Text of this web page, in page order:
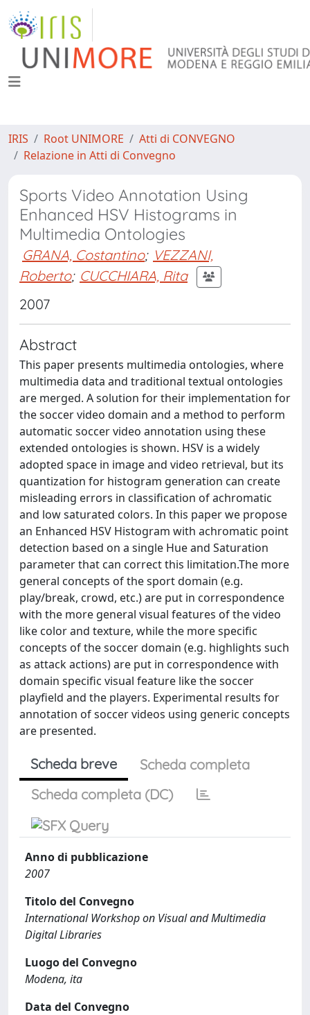
IRIS Root UNIMORE
Atti di CONVEGNO
Relazione in Atti di Convegno
Sports Video Annotation Using
Enhanced HSV Histograms in
Multimedia Ontologies
GRANA, Costantino; VEZZANI,
Roberto; CUCCHIARA, Rita
2007
Abstract
This paper presents multimedia ontologies, where
multimedia data and traditional textual ontologies
are merged. A solution for their implementation for
the soccer video domain and a method to perform
automatic soccer video annotation using these
extended ontologies is shown. HSV is a widely
adopted space in image and video retrieval, but its
quantization for histogram generation can create
misleading errors in classification of achromatic
and low saturated colors. In this paper we propose
an Enhanced HSV Histogram with achromatic point
detection based on a single Hue and Saturation
parameter that can correct this limitation.The more
general concepts of the sport domain (e.g.
play/break, crowd, etc.) are put in correspondence
with the more general visual features of the video
like color and texture, while the more specific
concepts of the soccer domain (e.g. highlights such
as attack actions) are put in correspondence with
domain specific visual feature like the soccer
playfield and the players. Experimental results for
annotation of soccer videos using generic concepts
are presented.
Scheda breve
Scheda completa
Scheda completa (DC)
Anno di pubblicazione
2007
Titolo del Convegno
International Workshop on Visual and Multimedia
Digital Libraries
Luogo del Convegno
Modena, ita
Data del Convegno